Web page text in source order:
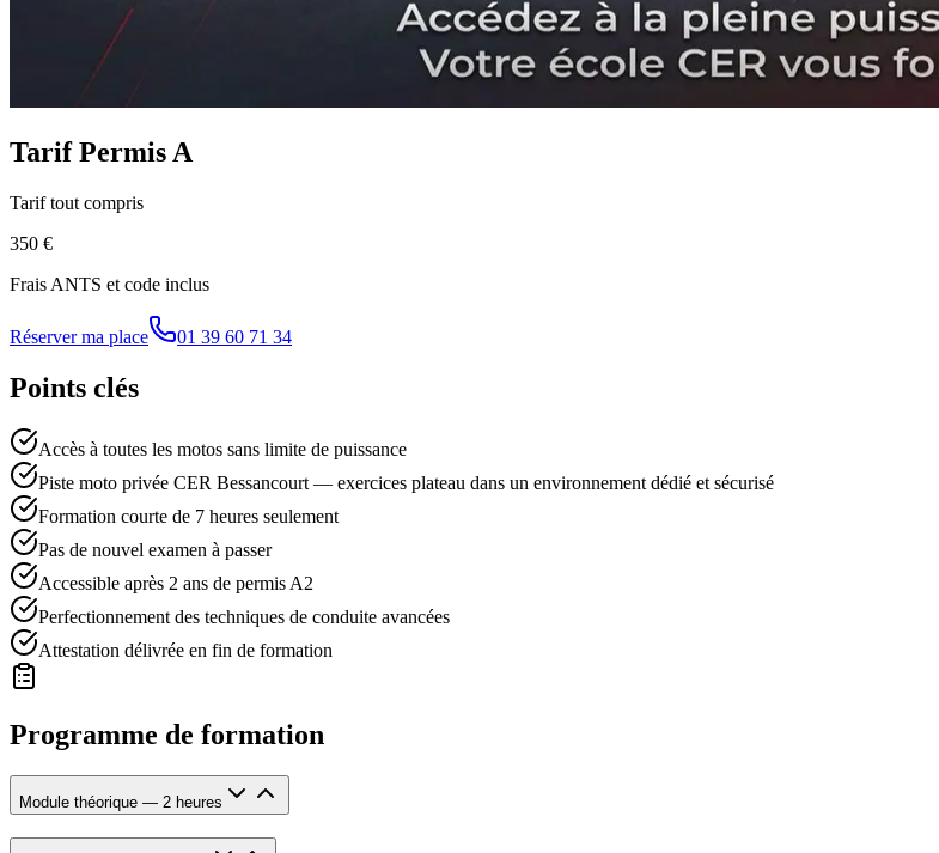
TarifPermis A
Tarif tout compris
350 €
Frais ANTS et code inclus
Réserver ma place 01 39 60 71 34
Points clés
Accès à toutes les motos sans limite de puissance
Piste moto privée CER Bessancourt — exercices plateau dans un environnement dédié et sécurisé
Formation courte de 7 heures seulement
Pas de nouvel examen à passer
Accessible après 2 ans de permis A2
Perfectionnement des techniques de conduite avancées
Attestation délivrée en fin de formation
Programme de formation
Module théorique — 2 heures